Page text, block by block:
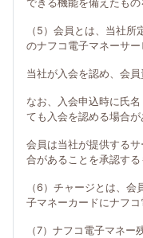
できる機能を備えたもの
（5）会員とは、当社
のナフコ電子マネーサー
当社が入会を認め、会員
なお、入会申込時に氏
ても入会を認める場合が
会員は当社が提供する
合があることを承認する
（6）チャージとは、
子マネーカードにナフコ
（7）ナフコ電子マネ